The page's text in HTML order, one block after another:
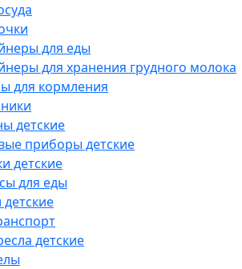
для еды
для хранения грудного молока
для кормления
детские
приборы детские
детские
для еды
детские